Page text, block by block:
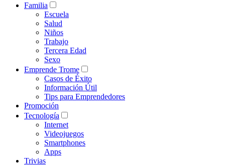
Familia
Escuela
Salud
Niños
Trabajo
Tercera Edad
Sexo
Emprende Trome
Casos de Éxito
Información Útil
Tips para Emprendedores
Promoción
Tecnología
Internet
Videojuegos
Smartphones
Apps
Trivias